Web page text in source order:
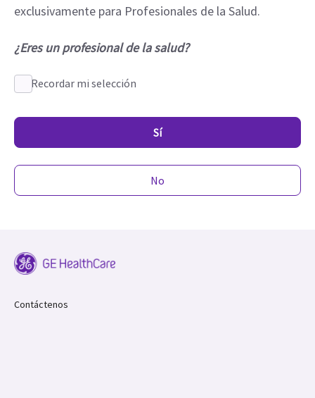
exclusivamente para Profesionales de la Salud.
¿Eres un profesional de la salud?
Recordar mi selección
Sí
No
Contáctenos